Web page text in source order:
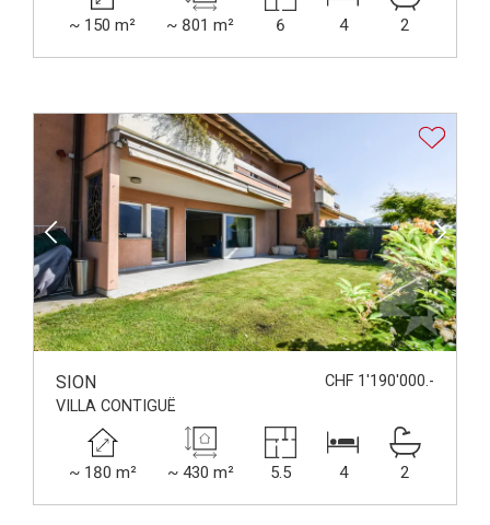
~ 150 m² ~ 801 m² 6 4 2
SION
CHF 1'190'000.-
VILLA CONTIGUË
~ 180 m² ~ 430 m² 5.5 4 2